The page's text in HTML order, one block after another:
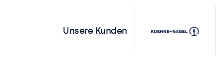
Unsere Kunden